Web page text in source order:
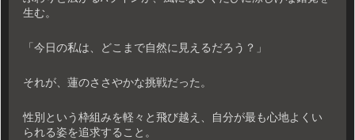
生む。
「今日の私は、どこまで自然に見えるだろう？」
それが、蓮のささやかな挑戦だった。
性別という枠組みを軽々と飛び越え、自分が最も心地よくい
られる姿を追求すること。